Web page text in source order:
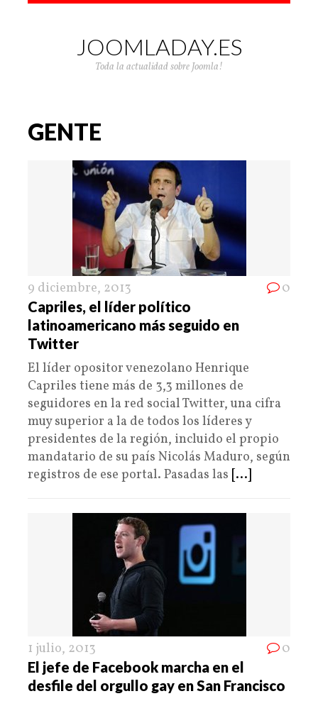
JOOMLADAY.ES
Toda la actualidad sobre Joomla!
GENTE
9 diciembre, 2013 0
Capriles, el líder político
latinoamericano más seguido en
Twitter
El líder opositor venezolano Henrique
Capriles tiene más de 3,3 millones de
seguidores en la red social Twitter, una cifra
muy superior a la de todos los líderes y
presidentes de la región, incluido el propio
mandatario de su país Nicolás Maduro, según
registros de ese portal. Pasadas las [...]
1 julio, 2013 0
El jefe de Facebook marcha en el
desfile del orgullo gay en San Francisco